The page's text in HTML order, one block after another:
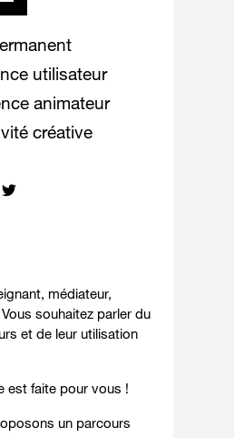
utilisateur
animateur
créative
médiateur,
souhaitez parler du
et de leur utilisation
est faite pour vous !
un parcours